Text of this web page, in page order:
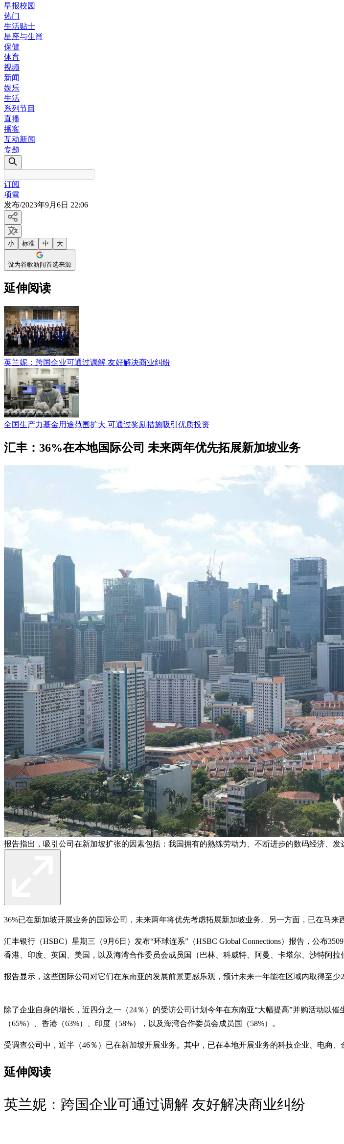
早报校园
热门
生活贴士
星座与生肖
保健
体育
视频
新闻
娱乐
生活
系列节目
直播
播客
互动新闻
专题
订阅
项雪
发布/2023年9月6日 22:06
小 标准 中 大
设为谷歌新闻首选来源
延伸阅读
英兰妮：跨国企业可通过调解 友好解决商业纠纷
全国生产力基金用途范围扩大 可通过奖励措施吸引优质投资
汇丰：36%在本地国际公司 未来两年优先拓展新加坡业务
报告指出，吸引公司在新加坡扩张的因素包括：我国拥有的熟练劳动力、不断进步的数码经济、
36%已在新加坡开展业务的国际公司，未来两年将优先考虑拓展新加坡业务。另一方面，已在马
汇丰银行（HSBC）星期三（9月6日）发布“环球连系”（HSBC Global Connections）报告，公布
香港、印度、英国、美国，以及海湾合作委员会成员国（巴林、科威特、阿曼、卡塔尔、沙特
报告显示，这些国际公司对它们在东南亚的发展前景更感乐观，预计未来一年能在区域内取得至少
除了企业自身的增长，近四分之一（24％）的受访公司计划今年在东南亚“大幅提高”并购活动以
（65%）、香港（63%）、印度（58%），以及海湾合作委员会成员国（58%）。
受调查公司中，近半（46％）已在新加坡开展业务。其中，已在本地开展业务的科技企业、电商、
延伸阅读
英兰妮：跨国企业可通过调解 友好解决商业纠纷